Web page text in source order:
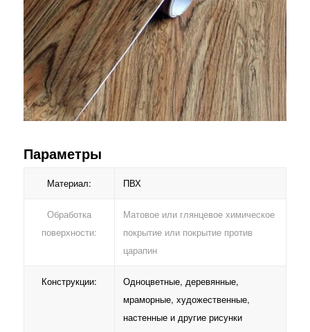
Параметры
Материал: ПВХ
Обработка
поверхности:
Матовое или глянцевое химическое
покрытие или покрытие против
царапин
Конструкции:
Одноцветные, деревянные,
мраморные, художественные,
настенные и другие рисунки